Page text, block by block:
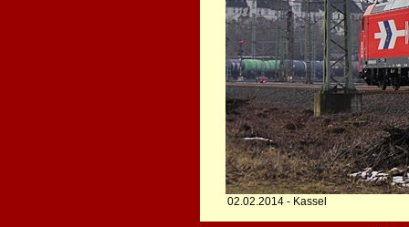
02.02.2014 - Kassel